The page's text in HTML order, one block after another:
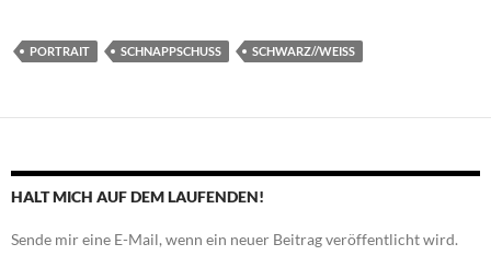
PORTRAIT SCHNAPPSCHUSS SCHWARZ//WEISS
HALT MICH AUF DEM LAUFENDEN!
Sende mir eine E-Mail, wenn ein neuer Beitrag veröffentlicht wird.